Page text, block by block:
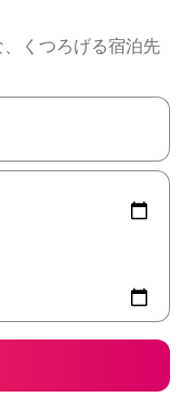
くつろげる宿泊先
キーを使って移動するか